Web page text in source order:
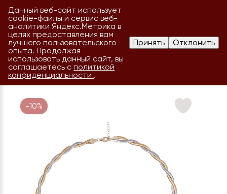
-10%
Данный веб-сайт использует
cookie-файлы и сервис веб-
аналитики Яндекс.Метрика в
целях предоставления вам
лучшего пользовательского
опыта. Продолжая
использовать данный сайт, вы
соглашаетесь сполитикой
конфиденциальности .
Принять Отклонить